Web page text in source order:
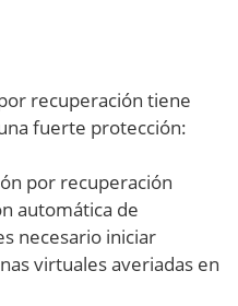
recuperación tiene
fuerte protección:
por recuperación
automática de
necesario iniciar
virtuales averiadas en